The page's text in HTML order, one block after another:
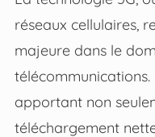
réseaux cellulaires,
majeure dans le
télécommunications.
apportant non
téléchargement